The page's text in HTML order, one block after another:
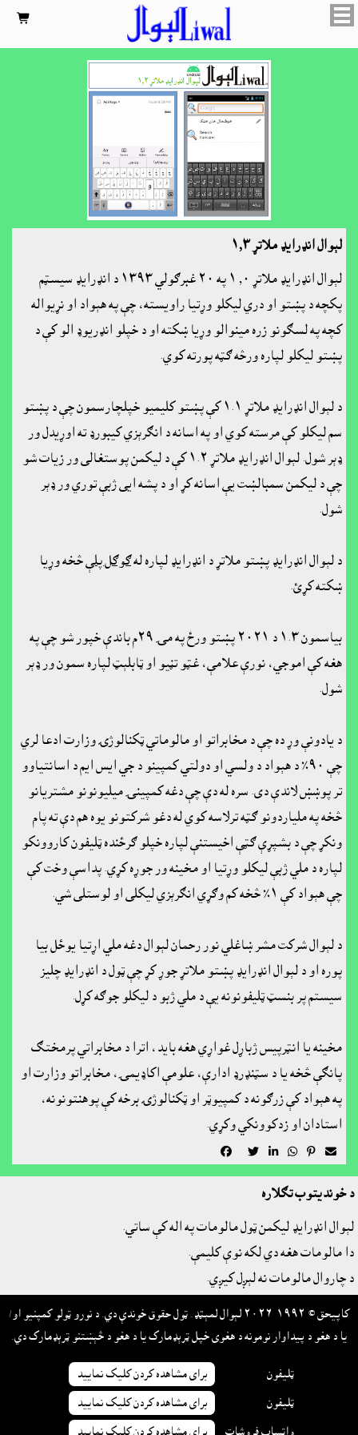

لېوال انډرايډ ملاتړ ١٫٣
لېوال انډرايډ ملاتړ ٫٠ ١ په ٢٠ غبرګولي ١٣٩٣ د انډرايډ سيسټم
پکچه د پښتو او دري ليکلو وړتيا راويسته، چې په هېواد او نړيواله
کچه په لسګونو زره مينوالو وړيا ښکته او د خپلو انډريوډ الو کې د
پښتو ليکلو لپاره ورڅه ګټه پورته کوي.
د لېوال انډرايډ ملاتړ ۱.۱ کې پښتو کليميو خپلچارسمون چې د پښتو
سم ليکلو کې مرسته کوي او په اسانه د انګرېزي کيبورډ ته اوړيدل ور
ډېر شول. لېوال انډرايډ ملاتړ ۱.۲ کې د ليکمن پوستغالى ور زيات شو
چې د ليکمن سمبالښت يې اسانه کړ او د پشه ايى ژبې توري ور ډېر
شول.
د لېوال انډرايډ پښتو ملاتړ د انډرايډ لپاره لهګوګل پلې
څخه وړيا
ښکته کړئ.
بياسمون ۱.۳ د ٢٠٢١ پښتو ورځ په مۍ ٢٩م باندې خپور شو چې په
هغه کې اموجي، نورې علامې، غټو تڼيو او ټابلېټ لپاره سمون ور ډېر
شول.
د يادونې وړ ده چې د مخابراتو او مالوماتي ټکنالوژۍ وزارت ادعا لري
چې ٩٠٪ د هېواد د ولسي او دولتي کمپينو د جي ايس ايم د اسانتياوو
تر پوښښ لاندې دى. سره له دې چې دغه کمپينۍ ميليونونو مشتريانو
څخه په ملياردونو ګټه ترلاسه کوي له دغو شرکتونو يوه هم دې ته پام
ونکړ چې د بشپړې ګټې اخيستنې لپاره خپلو ګرځنده ټليفون کاروونکو
لپاره د ملي ژبې ليکلو وړتيا او مخينه ور جوړه کړي. پداسې وخت کې
چې هېواد کې ١٪ څخه کم وګړي انګرېزي ليکلى او لوستلى شي.
د لېوال شرکت مشر ښاغلي نور رحمان لېوال دغه ملي اړتيا يوځل بيا
پوره او د لېوال انډرايډ پښتو ملاتړ جوړ کړ چې ټول د انډرايډ چليز
سيستم پر بنسټ ټليفونونه يې د ملي ژبو د ليکلو جوګه کړل.
مخينه يا انټرپيس ژباړل غواړي هغه بايد، اترا د مخابراتي پرمختګ
پانګې څخه يا د سټنډرډ ادارې، علومې اکاډيمۍ، مخابراتو وزارت او
په هېواد کې زرګونه د کمپيوټر او ټکنالوژۍ برخه کې پوهنتونونه،
استادان او زدکوونکي وکړي.
     
د خونديتوب تګلاره
لېوال انډرايډ ليکمن ټول مالومات په اله کې ساتي.
دا مالومات هغه دي لکه نوې کليمې.
د چاروال مالومات نه لېږل کيږي.
کاپيحق © ١٩٩٢-٢٠٢٦ لېوال لمېټډ. ټول حقوق خوندې دي. د نورو ټولو کمپنيو او/
يا د هغو د پيداوار نومونه د هغوى خپل ټرېډمارک يا د هغو د څېښتنو ټرېډمارک دي.
ټليفون براى مشاهده کردن کليک نماييد
ټليفون براى مشاهده کردن کليک نماييد
واټساپ فروشات براى مشاهده کردن کليک نماييد